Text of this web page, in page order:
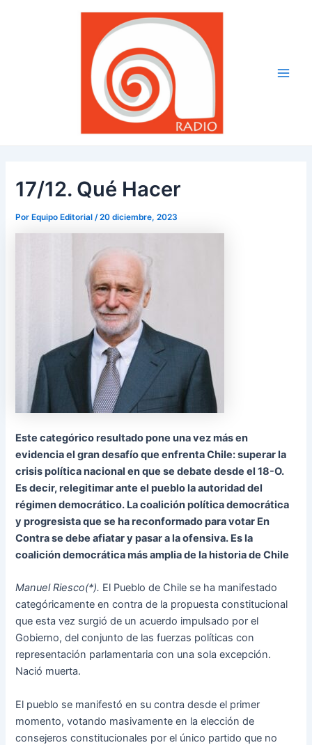
17/12. Qué Hacer
Por Equipo Editorial/20 diciembre, 2023
Este categórico resultado pone una vez más en
evidencia el gran desafío que enfrenta Chile: superar la
crisis política nacional en que se debate desde el 18-O.
Es decir, relegitimar ante el pueblo la autoridad del
régimen democrático. La coalición política democrática
y progresista que se ha reconformado para votar En
Contra se debe afiatar y pasar a la ofensiva. Es la
coalición democrática más amplia de la historia de Chile
Manuel Riesco(*). El Pueblo de Chile se ha manifestado
categóricamente en contra de la propuesta constitucional
que esta vez surgió de un acuerdo impulsado por el
Gobierno, del conjunto de las fuerzas políticas con
representación parlamentaria con una sola excepción.
Nació muerta.
El pueblo se manifestó en su contra desde el primer
momento, votando masivamente en la elección de
consejeros constitucionales por el único partido que no